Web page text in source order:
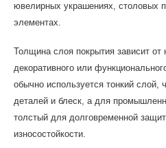
ювелирных украшениях, столовых
элементах.
Толщина слоя покрытия зависит от
декоративного или
обычно используется тонкий слой,
деталей и блеск, а для
толстый для долговременной
износостойкости.